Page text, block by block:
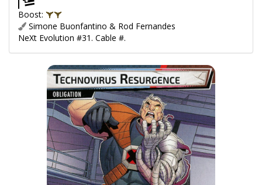
Boost:
Simone Buonfantino & Rod Fernandes
NeXt Evolution #31. Cable #.